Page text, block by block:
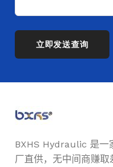
BXHS Hydraulic 是一
厂直供，无中间商赚